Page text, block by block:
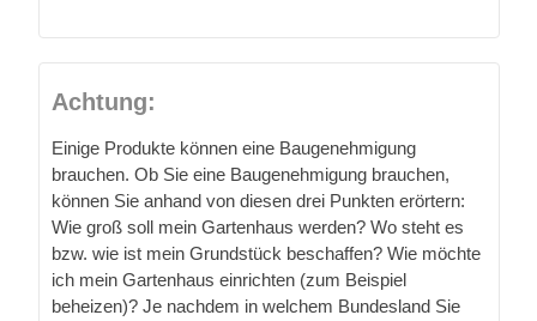
Achtung:
Einige Produkte können eine Baugenehmigung
brauchen. Ob Sie eine Baugenehmigung brauchen,
können Sie anhand von diesen drei Punkten erörtern:
Wie groß soll mein Gartenhaus werden? Wo steht es
bzw. wie ist mein Grundstück beschaffen? Wie möchte
ich mein Gartenhaus einrichten (zum Beispiel
beheizen)? Je nachdem in welchem Bundesland Sie